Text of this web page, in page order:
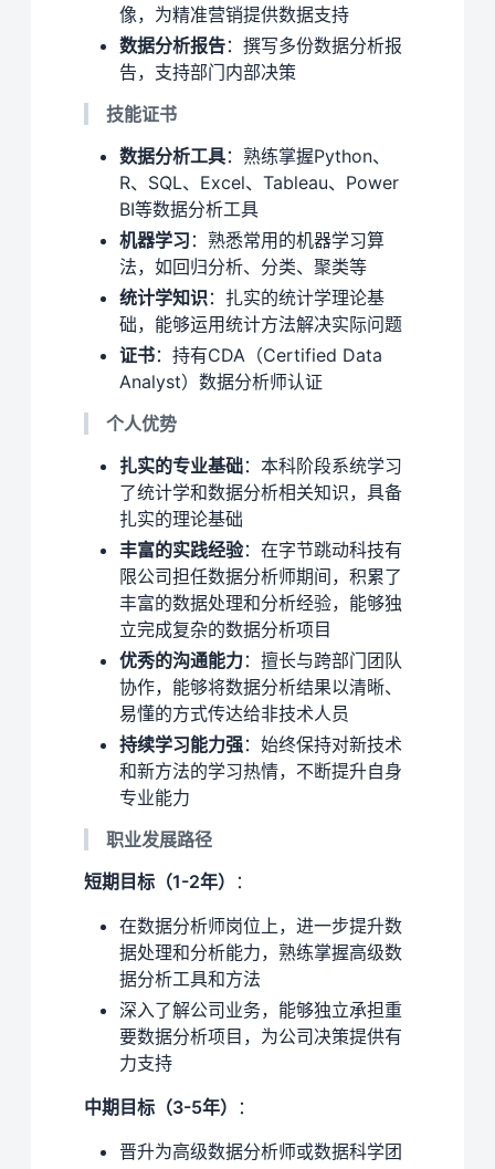
像，为精准营销提供数据支持
数据分析报告：撰写多份数据分析报
告，支持部门内部决策
技能证书
数据分析工具：熟练掌握Python、
R、SQL、Excel、Tableau、Power
BI等数据分析工具
机器学习 ：熟悉常用的机器学习算
法，如回归分析、分类、聚类等
统计学知识 ：扎实的统计学理论基
础，能够运用统计方法解决实际问题
证书：持有CDA（Certified Data
Analyst）数据分析师认证
个人优势
扎实的专业基础：本科阶段系统学习
了统计学和数据分析相关知识，具备
扎实的理论基础
丰富的实践经验：在字节跳动科技有
限公司担任数据分析师期间，积累了
丰富的数据处理和分析经验，能够独
立完成复杂的数据分析项目
优秀的沟通能力：擅长与跨部门团队
协作，能够将数据分析结果以清晰、
易懂的方式传达给非技术人员
持续学习能力强：始终保持对新技术
和新方法的学习热情，不断提升自身
专业能力
职业发展路径
短期目标（1-2年）
：
在数据分析师岗位上，进一步提升数
据处理和分析能力，熟练掌握高级数
据分析工具和方法
深入了解公司业务，能够独立承担重
要数据分析项目，为公司决策提供有
力支持
中期目标（3-5年）
：
晋升为高级数据分析师或数据科学团